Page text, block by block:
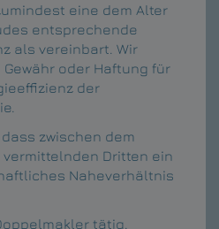
eine dem Alter
entsprechende
als vereinbart. Wir
oder Haftung für
der
zwischen dem
Dritten ein
Naheverhältnis
tätig.